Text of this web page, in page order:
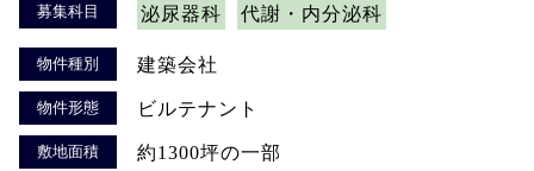
募集科目 泌尿器科 代謝・内分泌科
物件種別 建築会社
物件形態 ビルテナント
敷地面積 約1300坪の一部